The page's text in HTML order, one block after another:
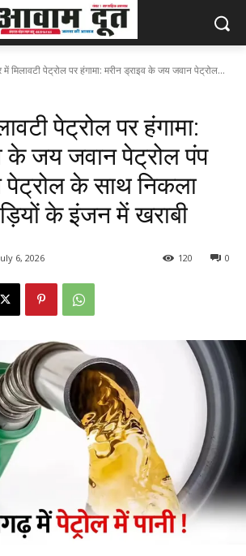
में मिलावटी पेट्रोल पर हंगामा: मरीन ड्राइव के जय जवान पेट्रोल...
पेट्रोल पर हंगामा:
के जय जवान पेट्रोल पंप
के साथ निकला
के इंजन में खराबी
6, 2026 0
120